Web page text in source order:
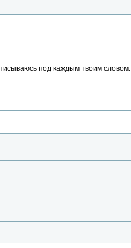
под каждым твоим словом.